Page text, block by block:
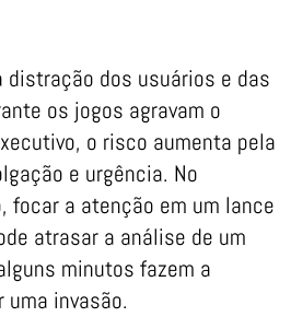
distração dos usuários e das
os jogos agravam o
o risco aumenta pela
e urgência. No
focar a atenção em um lance
atrasar a análise de um
minutos fazem a
invasão.